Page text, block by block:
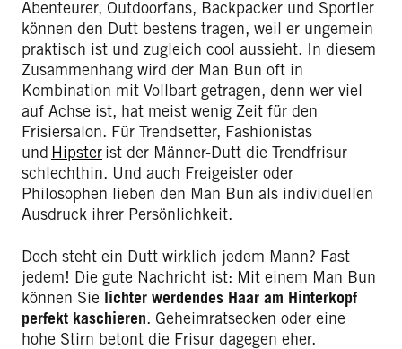
Abenteurer, Outdoorfans, Backpacker und Sportler
können den Dutt bestens tragen, weil er ungemein
praktisch ist und zugleich cool aussieht. In diesem
Zusammenhang wird der Man Bun oft in
Kombination mit Vollbart getragen, denn wer viel
auf Achse ist, hat meist wenig Zeit für den
Frisiersalon. Für Trendsetter, Fashionistas
und Hipsterist der Männer-Dutt die Trendfrisur
schlechthin. Und auch Freigeister oder
Philosophen lieben den Man Bun als individuellen
Ausdruck ihrer Persönlichkeit.
Doch steht ein Dutt wirklich jedem Mann? Fast
jedem! Die gute Nachricht ist: Mit einem Man Bun
können Sie lichter werdendes Haar am Hinterkopf
perfekt kaschieren. Geheimratsecken oder eine
hohe Stirn betont die Frisur dagegen eher.